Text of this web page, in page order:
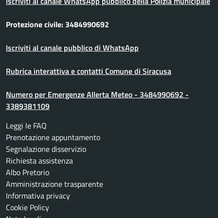
Protezione civile: 3484990692
Iscriviti al canale pubblico di WhatsApp
Rubrica interattiva e contatti Comune di Siracusa
Numero per Emergenze Allerta Meteo - 3484990692 -
3389381109
Leggi le FAQ
Prenotazione appuntamento
Segnalazione disservizio
Richiesta assistenza
Albo Pretorio
Amministrazione trasparente
Informativa privacy
Cookie Policy